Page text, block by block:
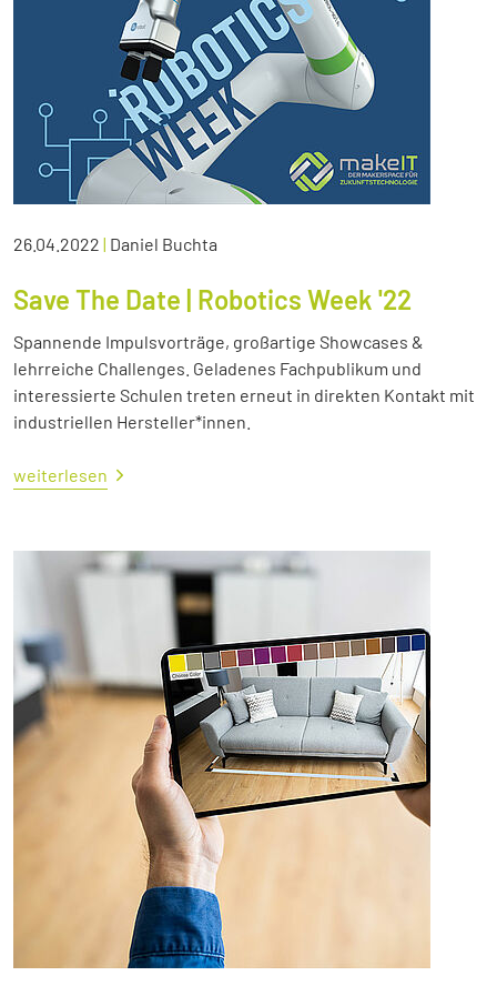
26.04.2022 | Daniel Buchta
Save The Date | Robotics Week '22
Spannende Impulsvorträge, großartige Showcases &
lehrreiche Challenges. Geladenes Fachpublikum und
interessierte Schulen treten erneut in direkten Kontakt mit
industriellen Hersteller*innen.
weiterlesen